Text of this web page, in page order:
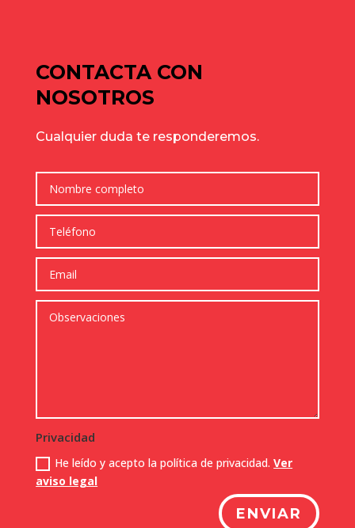
CONTACTA CON
NOSOTROS
Cualquier duda te responderemos.
Privacidad
He leído y acepto la política de privacidad.Ver
aviso legal
ENVIAR